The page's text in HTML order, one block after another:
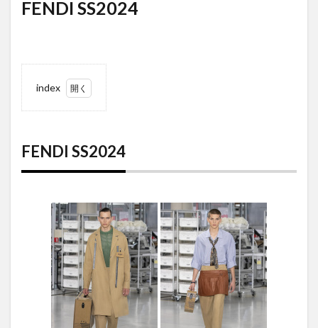
FENDI SS2024
index
1
FENDI SS2024